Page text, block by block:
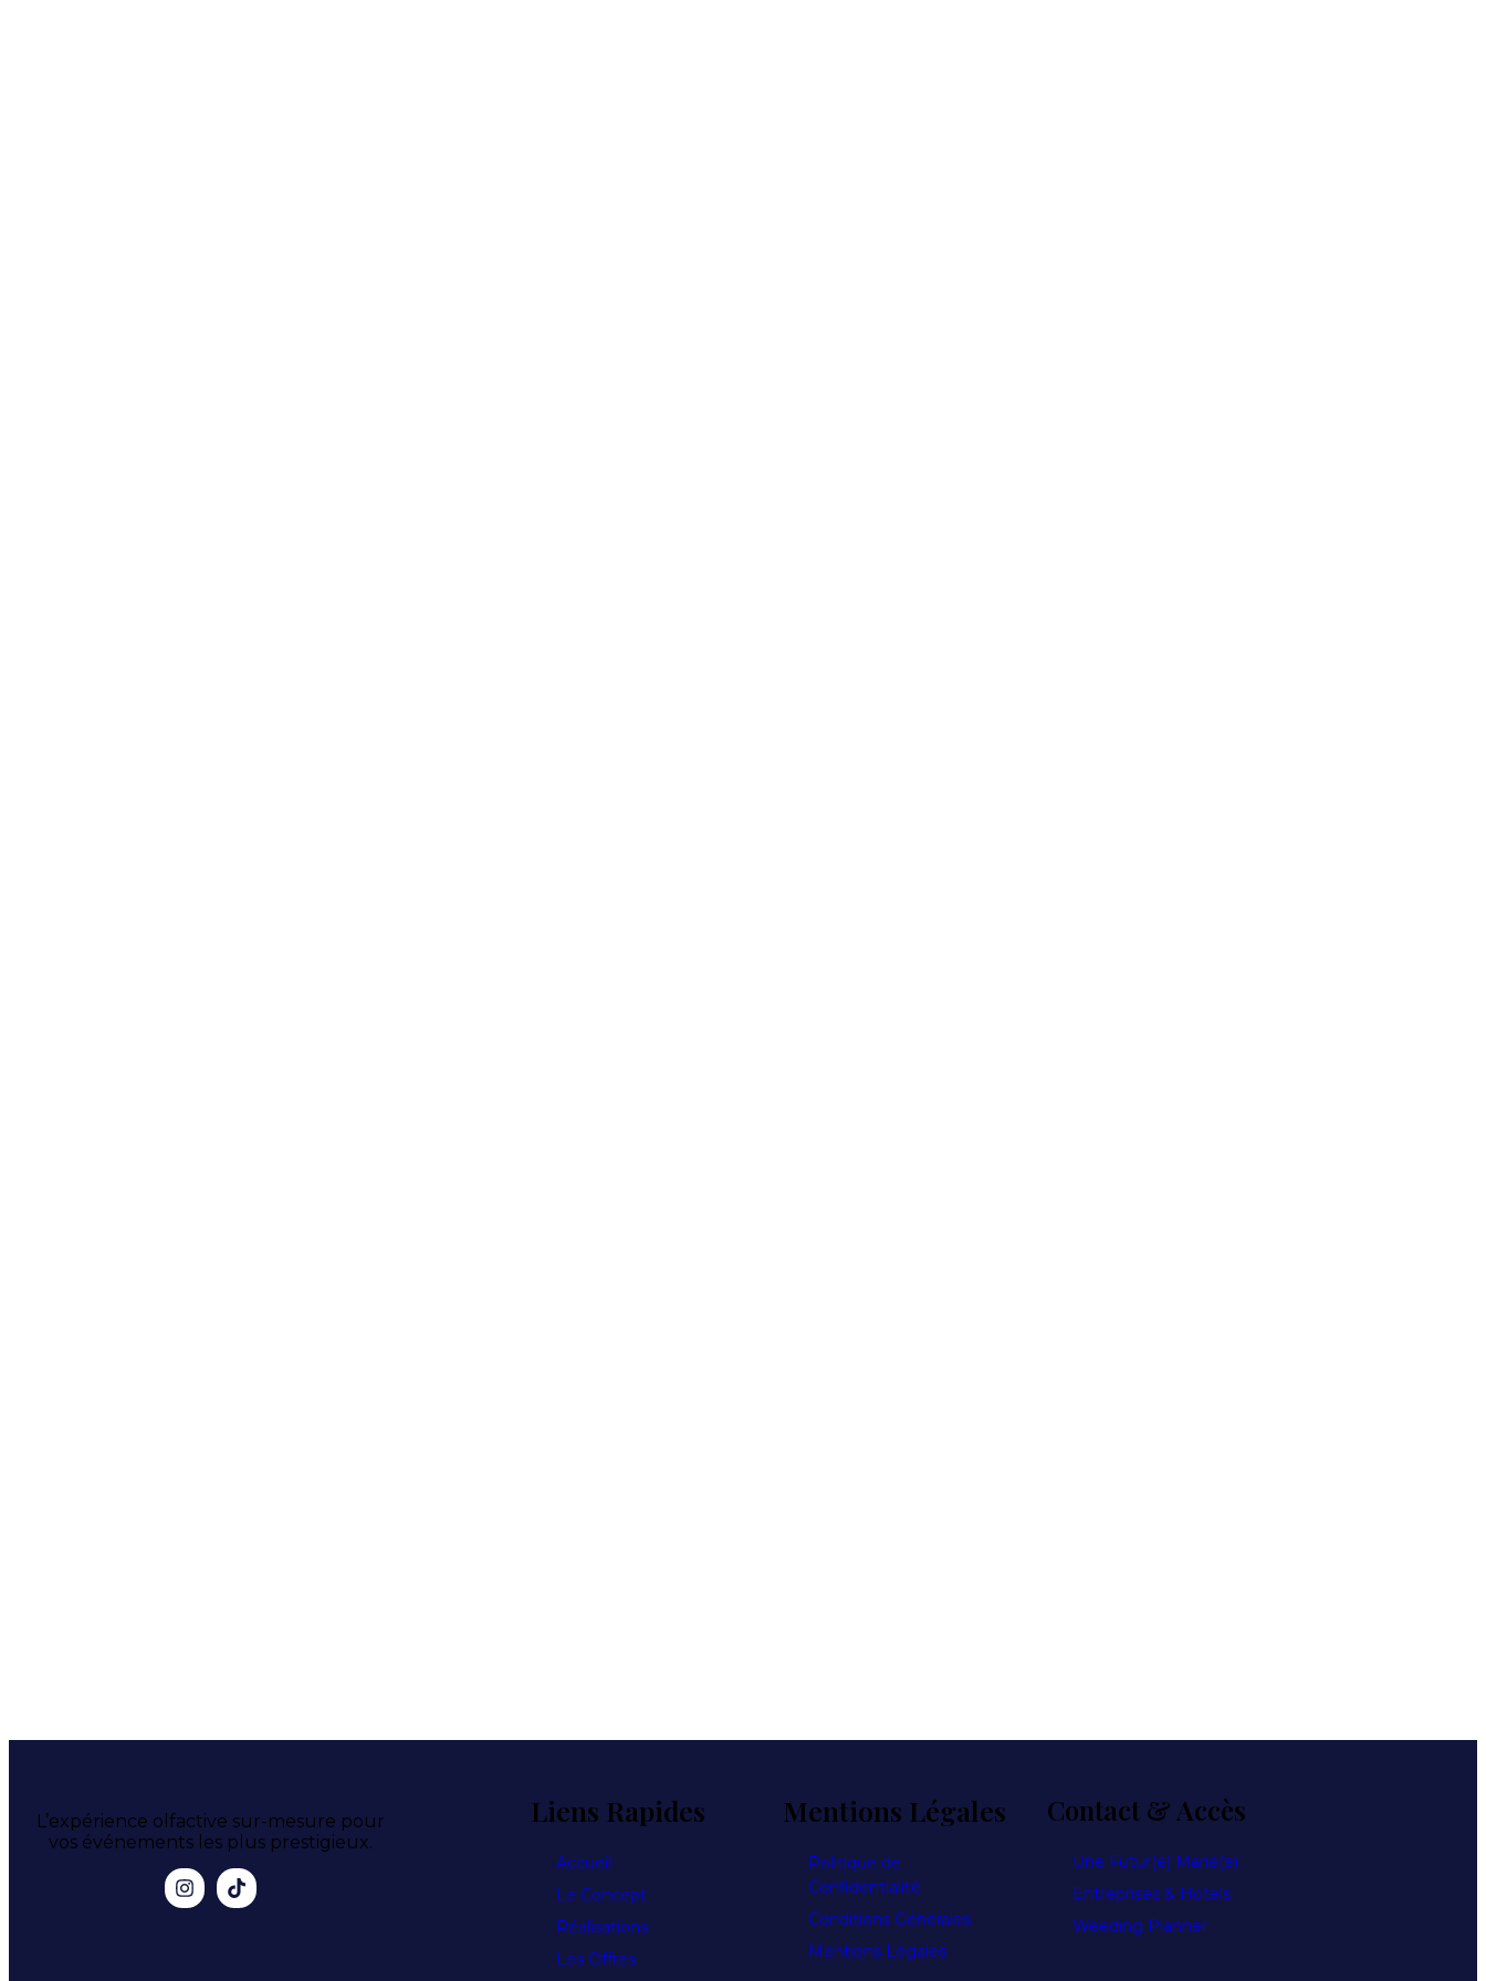
L’expérience olfactive sur-mesure pour
vos événements les plus prestigieux.
Liens Rapides
Accueil
Le Concept
Réalisations
Les Offres
Mentions Légales
Politique de
Confidentialité
Conditions Générales
Mentions Légales
Contact & Accès
Une Futur(e) Marié(e)
Entreprises & Hotels
Weeding Planner